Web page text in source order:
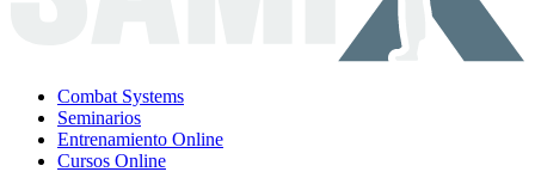
Combat Systems
Seminarios
Entrenamiento Online
Cursos Online